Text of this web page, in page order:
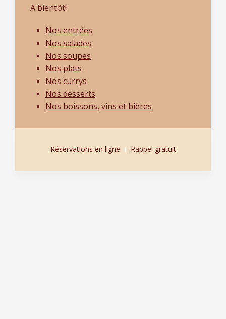
A bientôt!
Nos entrées
Nos salades
Nos soupes
Nos plats
Nos currys
Nos desserts
Nos boissons, vins et bières
Réservations en ligne Rappel gratuit